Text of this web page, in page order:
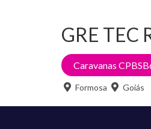
GRE TEC
Caravanas
Formosa Goiás